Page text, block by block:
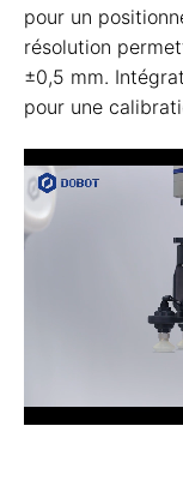
pour un
résolution
±0,5 mm.
pour une